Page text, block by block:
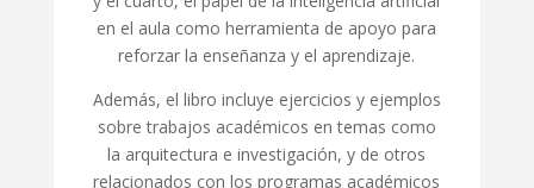
en el aula como herramienta de apoyo para
reforzar la enseñanza y el aprendizaje.
Además, el libro incluye ejercicios y ejemplos
sobre trabajos académicos en temas como
la arquitectura e investigación, y de otros
relacionados con los programas académicos